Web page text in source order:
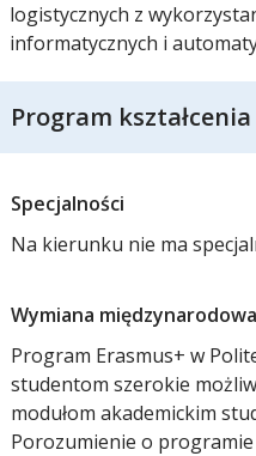
logistycznych z
informatycznych i
Program kształcenia
Specjalności
Na kierunku nie ma
Wymiana międzynarodowa
Program Erasmus+ w
studentom szerokie
modułom akademickim
Porozumienie o